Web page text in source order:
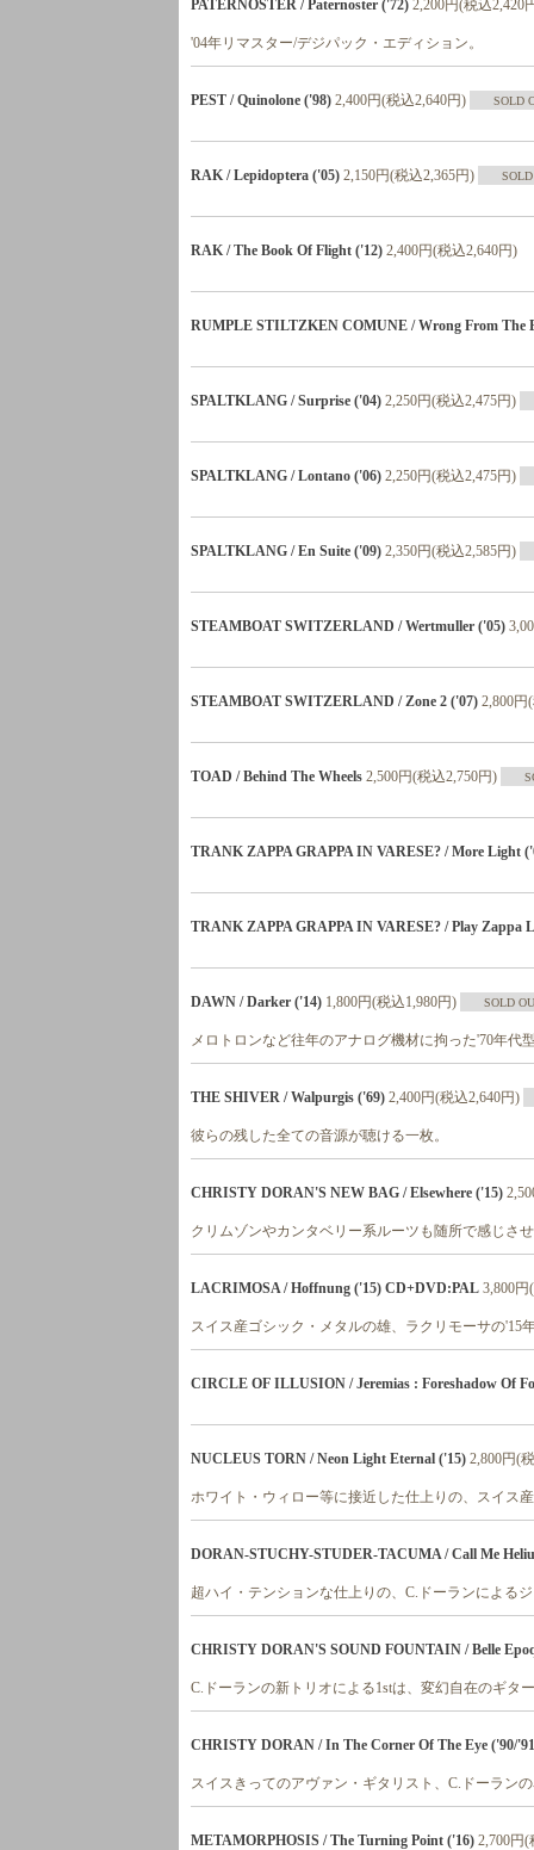
PATERNOSTER / Paternoster ('72) 2,200円(税込2,420
'04年リマスター/デジパック・エディション。
PEST / Quinolone ('98) 2,400円(税込2,640円) SOLD
RAK / Lepidoptera ('05) 2,150円(税込2,365円)
RAK / The Book Of Flight ('12) 2,400円(税込2,640円)
RUMPLE STILTZKEN COMUNE / Wrong From The
SPALTKLANG / Surprise ('04) 2,250円(税込2,475円)
SPALTKLANG / Lontano ('06) 2,250円(税込2,475円)
SPALTKLANG / En Suite ('09) 2,350円(税込2,585円)
STEAMBOAT SWITZERLAND / Wertmuller ('05)
STEAMBOAT SWITZERLAND / Zone 2 ('07) 2,800円
TOAD / Behind The Wheels 2,500円(税込2,750円)
TRANK ZAPPA GRAPPA IN VARESE? / More Light
TRANK ZAPPA GRAPPA IN VARESE? / Play Zappa
DAWN / Darker ('14) 1,800円(税込1,980円) SOLD
メロトロンなど往年のアナログ機材に拘った'70年代
THE SHIVER / Walpurgis ('69) 2,400円(税込2,640円)
彼らの残した全ての音源が聴ける一枚。
CHRISTY DORAN'S NEW BAG / Elsewhere ('15)
クリムゾンやカンタベリー系ルーツも随所で感じさ
LACRIMOSA / Hoffnung ('15) CD+DVD:PAL 3,800円
スイス産ゴシック・メタルの雄、ラクリモーサの'15
CIRCLE OF ILLUSION / Jeremias : Foreshadow Of
NUCLEUS TORN / Neon Light Eternal ('15) 2,800円(
ホワイト・ウィロー等に接近した仕上りの、スイス
DORAN-STUCHY-STUDER-TACUMA / Call Me
超ハイ・テンションな仕上りの、C.ドーランによる
CHRISTY DORAN'S SOUND FOUNTAIN / Belle
C.ドーランの新トリオによる1stは、変幻自在のギタ
CHRISTY DORAN / In The Corner Of The Eye ('90/
スイスきってのアヴァン・ギタリスト、C.ドーラン
METAMORPHOSIS / The Turning Point ('16) 2,700円(